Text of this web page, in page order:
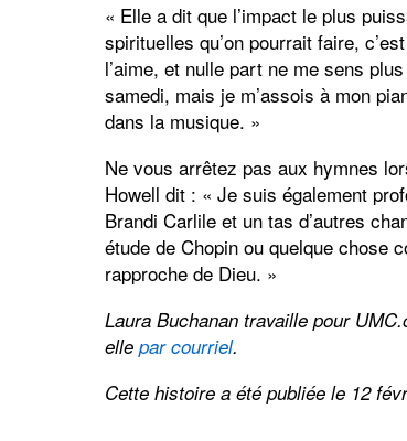
« Elle a dit que l’impact le plus
spirituelles qu’on pourrait faire,
l’aime, et nulle part ne me sens
samedi, mais je m’assois à mon
dans la musique. »
Ne vous arrêtez pas aux hymnes
Howell dit : « Je suis également
Brandi Carlile et un tas d’autres
étude de Chopin ou quelque chose
rapproche de Dieu. »
Laura Buchanan travaille pour
elle par courriel.
Cette histoire a été publiée le 12